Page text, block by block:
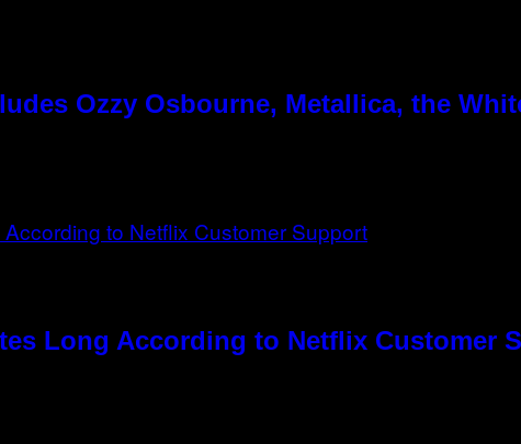
Ozzy Osbourne, Metallica, the
Long According to Netflix Customer